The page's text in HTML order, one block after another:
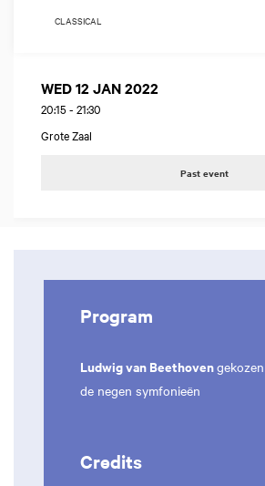
CLASSICAL
WED 12 JAN 2022
20:15 - 21:30
Grote Zaal
Past event
Program
Ludwig van Beethoven
de negen symfonieën
Credits